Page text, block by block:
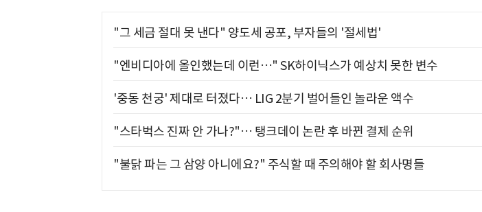
"그 세금 절대 못 낸다" 양도세 공포, 부자들의 '절세법'
"엔비디아에 올인했는데 이런…" SK하이닉스가 예상치 못한 변수
'중동 천궁' 제대로 터졌다… LIG 2분기 벌어들인 놀라운 액수
"스타벅스 진짜 안 가나?"… 탱크데이 논란 후 바뀐 결제 순위
"불닭 파는 그 삼양 아니에요?" 주식할 때 주의해야 할 회사명들